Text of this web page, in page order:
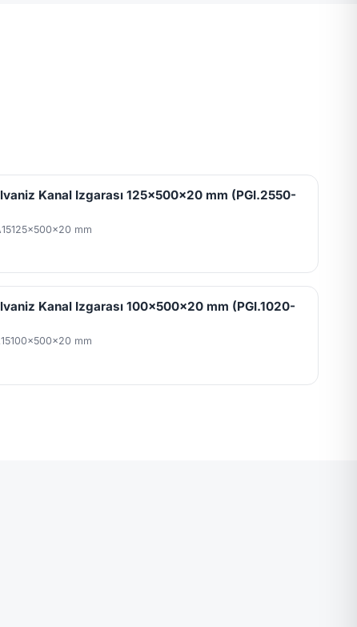
Kanal Izgarası 125x500x20 mm (PGI.2550-
125x500x20 mm
Kanal Izgarası 100x500x20 mm (PGI.1020-
100x500x20 mm